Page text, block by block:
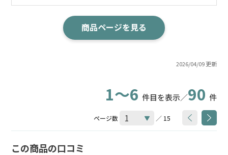
2026/04/09 更新
商品ページを見る
1～6 件目を表示／90 件
ページ数 ／ 15
この商品の口コミ